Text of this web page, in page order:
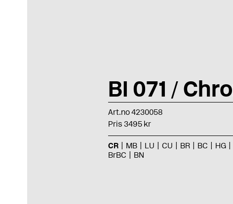
BI 071 /
Art.no 4230058
Pris 3495 kr
CR MB LU CU BR BC
HG
BrBC
BN